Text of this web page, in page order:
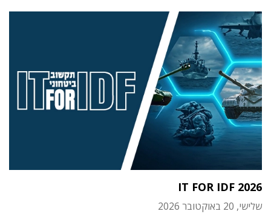
IT FOR IDF 2026
שלישי, 20 באוקטובר 2026